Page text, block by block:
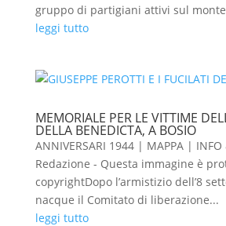
gruppo di partigiani attivi sul
leggi tutto
MEMORIALE PER LE VITTIME
DELLA BENEDICTA, A BOSIO
ANNIVERSARI 1944 | MAPPA |
Redazione - Questa immagine è
copyrightDopo l’armistizio dell’8
nacque il Comitato di liberazione...
leggi tutto